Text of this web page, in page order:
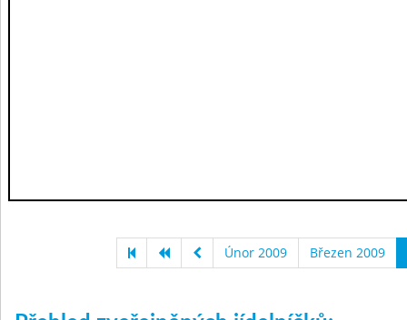
Únor 2009 Březen 2009